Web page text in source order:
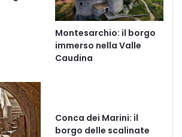
Montesarchio: il borgo
immerso nella Valle
Caudina
Conca dei Marini: il
borgo delle scalinate